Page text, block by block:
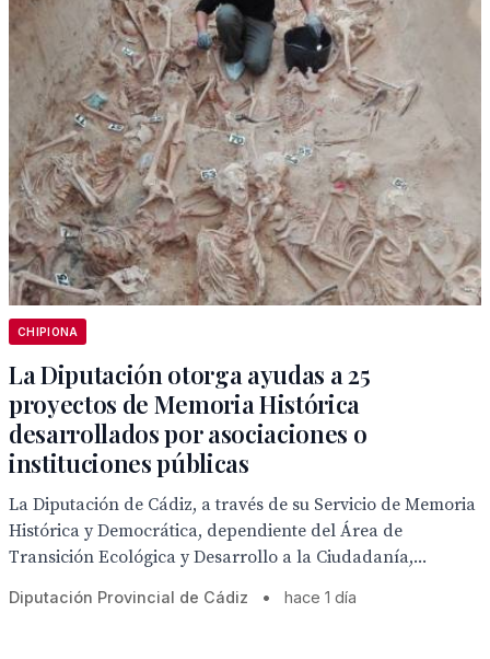
CHIPIONA
La Diputación otorga ayudas a 25
proyectos de Memoria Histórica
desarrollados por asociaciones o
instituciones públicas
La Diputación de Cádiz, a través de su Servicio de Memoria
Histórica y Democrática, dependiente del Área de
Transición Ecológica y Desarrollo a la Ciudadanía,...
Diputación Provincial de Cádiz • hace 1 día